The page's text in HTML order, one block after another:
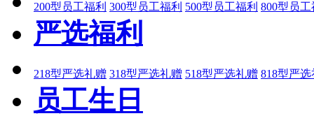
200型员工福利 300型员工福利 500型员工福利 800型员工
严选福利
218型严选礼赠 318型严选礼赠 518型严选礼赠 818型严选
员工生日